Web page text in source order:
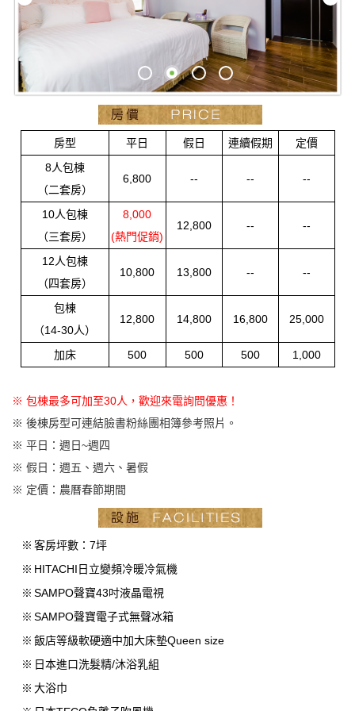
房型 平日 假日 連續假期
定價
8人包棟
（二套房）
6,800 -- -- --
10人包棟
（三套房）
8,000
(熱門促銷)
12,800 -- --
12人包棟
（四套房）
10,800 13,800 -- --
包棟
（14-30人）
12,800 14,800 16,800 25,000
加床 500 500 500 1,000
※ 包棟最多可加至30人，歡迎來電詢問優惠！
※ 後棟房型可連結臉書粉絲團相簿參考照片。
※ 平日：週日~週四
※ 假日：週五、週六、暑假
※ 定價：農曆春節期間
※ 客房坪數：7坪
※ HITACHI日立變頻冷暖冷氣機
※ SAMPO聲寶43吋液晶電視
※ SAMPO聲寶電子式無聲冰箱
※ 飯店等級軟硬適中加大床墊Queen size
※ 日本進口洗髮精/沐浴乳組
※ 大浴巾